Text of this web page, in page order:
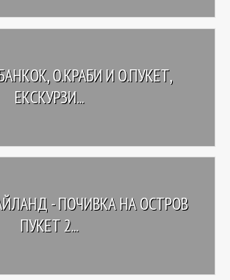
О.КРАБИ И О.ПУКЕТ,
ЕКСКУРЗИ...
- ПОЧИВКА НА ОСТРОВ
ПУКЕТ 2...